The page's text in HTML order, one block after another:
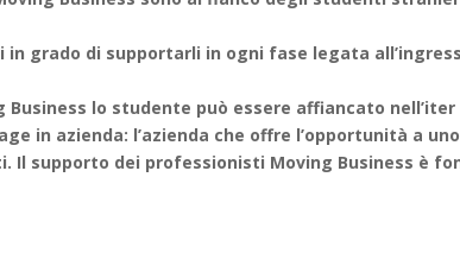
grado di supportarli in ogni fase legata
lo studente può essere affiancato nell’iter
in azienda: l’azienda che offre l’opportunità a
supporto dei professionisti Moving Business è